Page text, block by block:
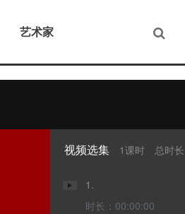
艺术家
视频选集 1课时 总时
1.
时长：00:00:00